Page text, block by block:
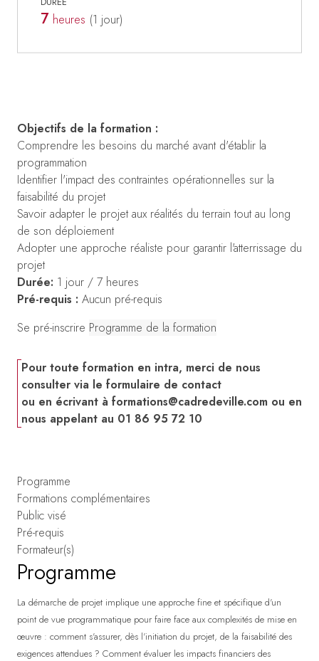
7 heures (1 jour)
Objectifs de la formation :
Comprendre les besoins du marché avant d'établir la
programmation
Identifier l'impact des contraintes opérationnelles sur la
faisabilité du projet
Savoir adapter le projet aux réalités du terrain tout au long
de son déploiement
Adopter une approche réaliste pour garantir l'atterrissage du
projet
Durée: 1 jour / 7 heures
Pré-requis : Aucun pré-requis
Se pré-inscrire Programme de la formation
Pour toute formation en intra, merci de nous
consulter via le formulaire de contact
ou en écrivant à formations@cadredeville.com ou en
nous appelant au 01 86 95 72 10
Programme
Formations complémentaires
Public visé
Pré-requis
Formateur(s)
Programme
La démarche de projet implique une approche fine et spécifique d'un
point de vue programmatique pour faire face aux complexités de mise en
œuvre : comment s'assurer, dès l'initiation du projet, de la faisabilité des
exigences attendues ? Comment évaluer les impacts financiers des